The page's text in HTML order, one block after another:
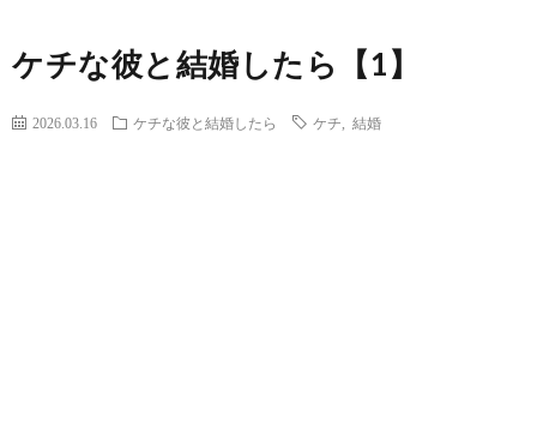
ケチな彼と結婚したら【1】
2026.03.16 ケチな彼と結婚したら ケチ 結婚